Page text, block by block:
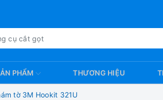
PHẨM THƯƠNG HIỆU
tờ 3M Hookit 321U